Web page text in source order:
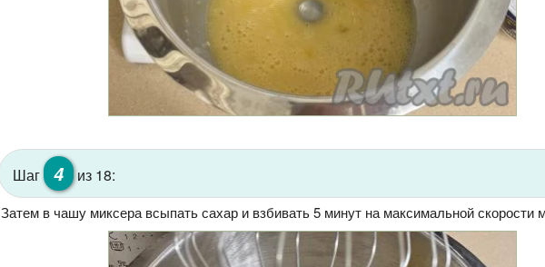
Шаг 4 из 18:
Затем в чашу миксера всыпать сахар и взбивать 5 минут на максимальной скорости